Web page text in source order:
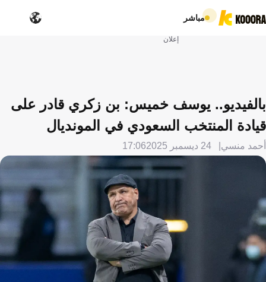
مباشر
إعلان
بالفيديو.. يوسف خميس: بن زكري قادر على
قيادة المنتخب السعودي في المونديال
أحمد منسي 24 ديسمبر 2025 17:06